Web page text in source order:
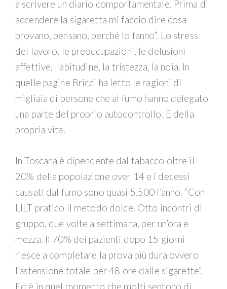
a scrivere un diario comportamentale. Prima di
accendere la sigaretta mi faccio dire cosa
provano, pensano, perché lo fanno”. Lo stress
del lavoro, le preoccupazioni, le delusioni
affettive, l’abitudine, la tristezza, la noia. In
quelle pagine Bricci ha letto le ragioni di
migliaia di persone che al fumo hanno delegato
una parte del proprio autocontrollo. E della
propria vita.
In Toscana è dipendente dal tabacco oltre il
20% della popolazione over 14 e i decessi
causati dal fumo sono quasi 5.500 l’anno. “Con
LILT pratico il metodo dolce. Otto incontri di
gruppo, due volte a settimana, per un’ora e
mezza. Il 70% dei pazienti dopo 15 giorni
riesce a completare la prova più dura ovvero
l’astensione totale per 48 ore dalle sigarette”.
Ed è in quel momento che molti sentono di